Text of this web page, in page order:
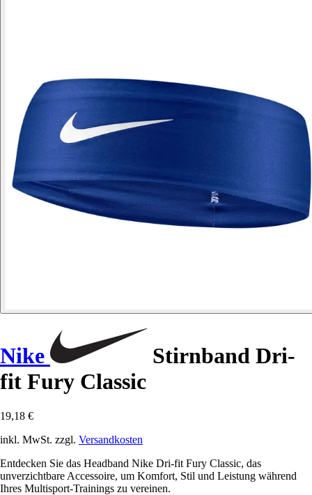
Nike
Stirnband Dri-
fit Fury Classic
19,18 €
inkl. MwSt. zzgl. Versandkosten
Entdecken Sie das Headband Nike Dri-fit Fury Classic, das
unverzichtbare Accessoire, um Komfort, Stil und Leistung während
Ihres Multisport-Trainings zu vereinen.